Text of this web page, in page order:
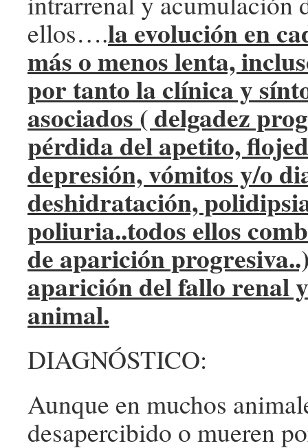
ellos….la evolución en
más o menos lenta,
por tanto la clínica y
asociados ( delgadez
pérdida del apetito,
depresión, vómitos y/o
deshidratación,
poliuria..todos ellos
de aparición
aparición del fallo renal
animal.
DIAGNÓSTICO:
Aunque en muchos
desapercibido o mueren